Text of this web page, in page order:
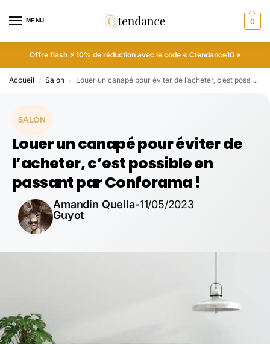
MENU 0
Offre flash ⚡ 10% de réduction avec le code « Ctendance10 »
Accueil / Salon / Louer un canapé pour éviter de l’acheter, c’est possible en passant par Conforama !
SALON
Louer un canapé pour éviter de
l’acheter, c’est possible en
passant par Conforama !
Amandin Quella-
Guyot
11/05/2023